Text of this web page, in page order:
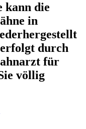
kann die
in
durch
für
völlig